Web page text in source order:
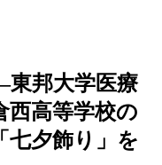
邦大学医療
西高等学校の
七夕飾り」を